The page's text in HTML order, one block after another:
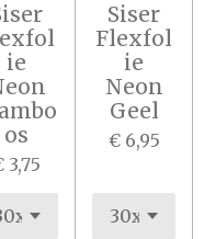
ie
os
3,75
Siser
Flexfol
ie
Neon
Geel
€ 6,95